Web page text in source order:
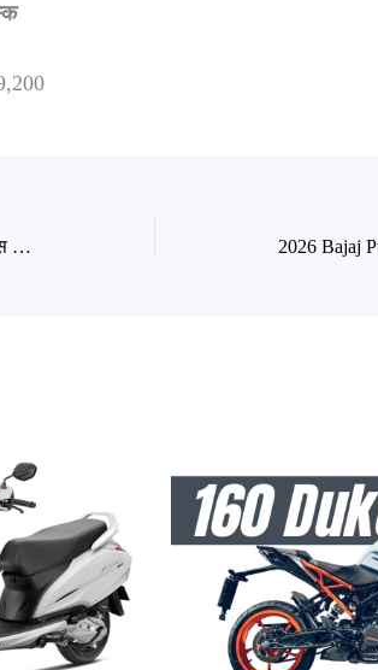
2026 TVS Raider 125 ALL Model जाने टीवीएस राइडर में कितने वैरिएंट है ?